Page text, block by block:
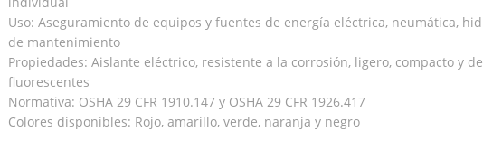
Uso: Aseguramiento de equipos y fuentes de energía eléctrica, neumática,
de mantenimiento
Propiedades: Aislante eléctrico, resistente a la corrosión, ligero, compacto y
fluorescentes
Normativa: OSHA 29 CFR 1910.147 y OSHA 29 CFR 1926.417
Colores disponibles: Rojo, amarillo, verde, naranja y negro